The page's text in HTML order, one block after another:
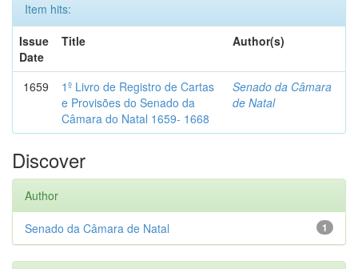
Item hits:
Issue
Date
Title Author(s)
1659
1º Livro de Registro de Cartas
e Provisões do Senado da
Câmara do Natal 1659- 1668
Senado da Câmara
de Natal
Discover
Author
1
Senado da Câmara de Natal